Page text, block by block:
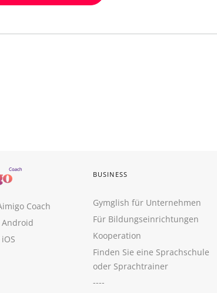
Coach
BUSINESS
Gymglish für Unternehmen
Für Bildungseinrichtungen
Kooperation
Finden Sie eine Sprachschule
oder Sprachtrainer
----